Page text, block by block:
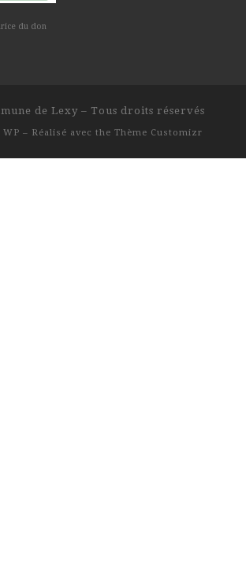
du don
de Lexy– Tous droits réservés
WP – Réalisé avec the Thème Customizr